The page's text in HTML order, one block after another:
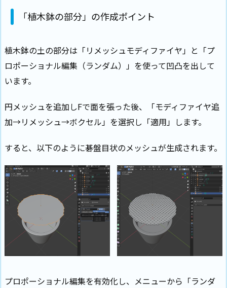
「植木鉢の部分」の作成ポイント
植木鉢の土の部分は「リメッシュモディファイヤ」と「プ
ロポーショナル編集（ランダム）」を使って凹凸を出して
います。
円メッシュを追加しFで面を張った後、「モディファイヤ追
加→リメッシュ→ボクセル」を選択し「適用」します。
すると、以下のように碁盤目状のメッシュが生成されます。
プロポーショナル編集を有効化し、メニューから「ランダ